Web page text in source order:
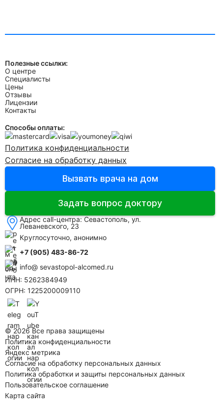
Адрес call-центра:Севастополь, ул.
Леваневского, 23
Круглосуточно, анонимно
+7 (905) 483-86-72
info@ sevastopol-alcomed.ru
ИНН: 5262384949
ОГРН: 1225200009110
Полезные ссылки:
О центре
Специалисты
Цены
Отзывы
Лицензии
Контакты
Способы оплаты:
Политика конфиденциальности
Согласие на обработку данных
Вызвать врача на дом
Задать вопрос доктору
© 2026 Все права защищены
Политика конфиденциальности
Яндекс метрика
Согласие на обработку персональных данных
Политика обработки и защиты персональных данных
Пользовательское соглашение
Карта сайта